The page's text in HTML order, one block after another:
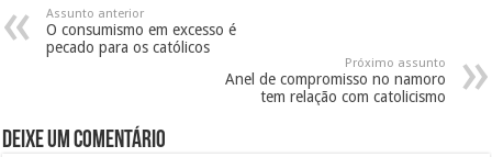
Assunto anterior
O consumismo em excesso é
pecado para os católicos
Próximo assunto
Anel de compromisso no namoro
tem relação com catolicismo
Deixe um comentário